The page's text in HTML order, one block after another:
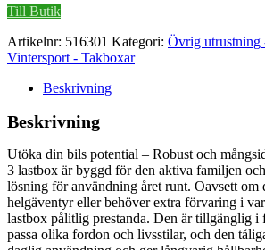
Till Butik
Artikelnr: 516301 Kategori: Övrig
Vintersport - Takboxar
Beskrivning
Beskrivning
Utöka din bils potential – Robust och
3 lastbox är byggd för den aktiva familjen
lösning för användning året runt. Oavsett om
helgäventyr eller behöver extra förvaring i
lastbox pålitlig prestanda. Den är tillgänglig i
passa olika fordon och livsstilar, och den